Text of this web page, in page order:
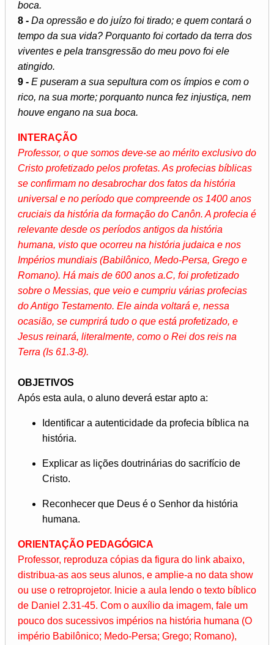
boca.
8 - Da opressão e do juízo foi tirado; e quem contará o
tempo da sua vida? Porquanto foi cortado da terra dos
viventes e pela transgressão do meu povo foi ele
atingido.
9 - E puseram a sua sepultura com os ímpios e com o
rico, na sua morte; porquanto nunca fez injustiça, nem
houve engano na sua boca.
INTERAÇÃO
Professor, o que somos deve-se ao mérito exclusivo do
Cristo profetizado pelos profetas. As profecias bíblicas
se confirmam no desabrochar dos fatos da história
universal e no período que compreende os 1400 anos
cruciais da história da formação do Canôn. A profecia é
relevante desde os períodos antigos da história
humana, visto que ocorreu na história judaica e nos
Impérios mundiais (Babilônico, Medo-Persa, Grego e
Romano). Há mais de 600 anos a.C, foi profetizado
sobre o Messias, que veio e cumpriu várias profecias
do Antigo Testamento. Ele ainda voltará e, nessa
ocasião, se cumprirá tudo o que está profetizado, e
Jesus reinará, literalmente, como o Rei dos reis na
Terra (Is 61.3-8).
OBJETIVOS
Após esta aula, o aluno deverá estar apto a:
Identificar a autenticidade da profecia bíblica na
história.
Explicar as lições doutrinárias do sacrifício de
Cristo.
Reconhecer que Deus é o Senhor da história
humana.
ORIENTAÇÃO PEDAGÓGICA
Professor, reproduza cópias da figura do link abaixo,
distribua-as aos seus alunos, e amplie-a no data show
ou use o retroprojetor. Inicie a aula lendo o texto bíblico
de Daniel 2.31-45. Com o auxílio da imagem, fale um
pouco dos sucessivos impérios na história humana (O
império Babilônico; Medo-Persa; Grego; Romano),